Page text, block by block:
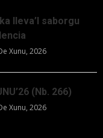
lleva’l saborgu
Xunu, 2026
(Nb. 266)
Xunu, 2026